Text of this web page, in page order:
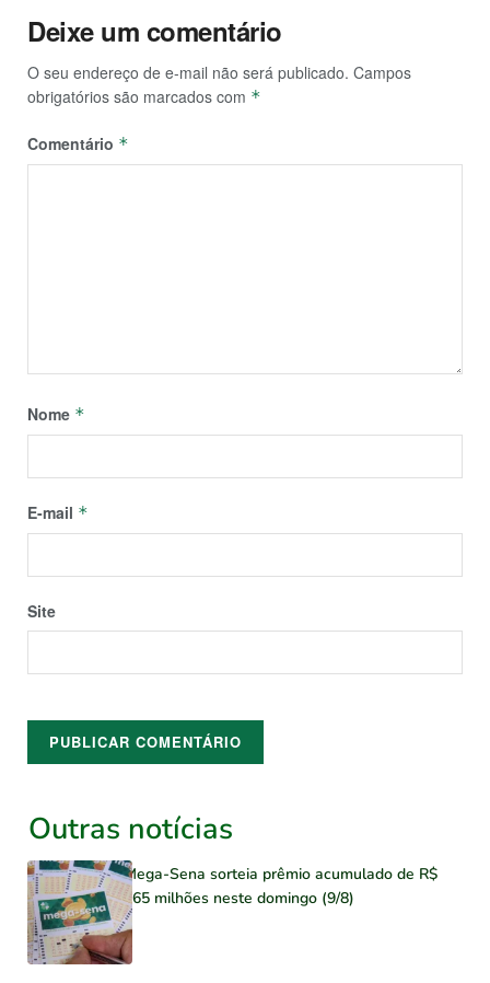
Deixe um comentário
O seu endereço de e-mail não será publicado. Campos
obrigatórios são marcados com *
Comentário *
Nome *
E-mail *
Site
Outras notícias
Mega-Sena sorteia prêmio acumulado de R$
165 milhões neste domingo (9/8)